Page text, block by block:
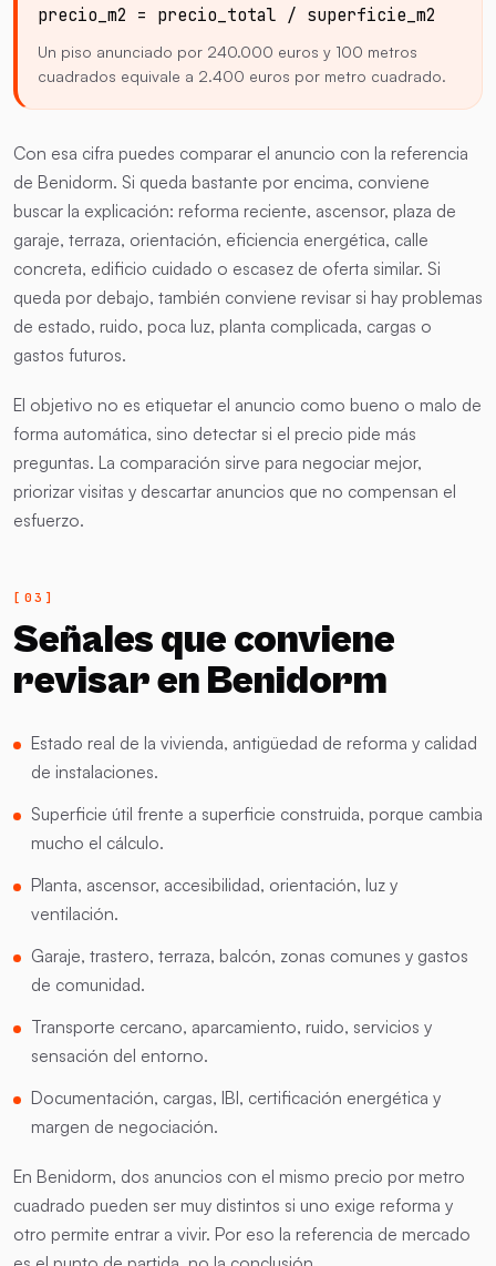
precio_m2 = precio_total / superficie_m2
Un piso anunciado por 240.000 euros y 100 metros
cuadrados equivale a 2.400 euros por metro cuadrado.
Con esa cifra puedes comparar el anuncio con la referencia
de Benidorm. Si queda bastante por encima, conviene
buscar la explicación: reforma reciente, ascensor, plaza de
garaje, terraza, orientación, eficiencia energética, calle
concreta, edificio cuidado o escasez de oferta similar. Si
queda por debajo, también conviene revisar si hay problemas
de estado, ruido, poca luz, planta complicada, cargas o
gastos futuros.
El objetivo no es etiquetar el anuncio como bueno o malo de
forma automática, sino detectar si el precio pide más
preguntas. La comparación sirve para negociar mejor,
priorizar visitas y descartar anuncios que no compensan el
esfuerzo.
Señales que conviene
revisar en Benidorm
Estado real de la vivienda, antigüedad de reforma y calidad
de instalaciones.
Superficie útil frente a superficie construida, porque cambia
mucho el cálculo.
Planta, ascensor, accesibilidad, orientación, luz y
ventilación.
Garaje, trastero, terraza, balcón, zonas comunes y gastos
de comunidad.
Transporte cercano, aparcamiento, ruido, servicios y
sensación del entorno.
Documentación, cargas, IBI, certificación energética y
margen de negociación.
En Benidorm, dos anuncios con el mismo precio por metro
cuadrado pueden ser muy distintos si uno exige reforma y
otro permite entrar a vivir. Por eso la referencia de mercado